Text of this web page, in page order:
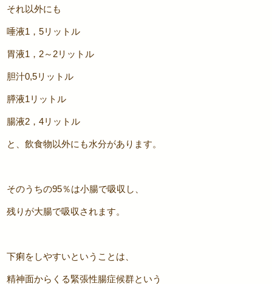
それ以外にも
唾液1，5リットル
胃液1，2～2リットル
胆汁0,5リットル
膵液1リットル
腸液2，4リットル
と、飲食物以外にも水分があります。
そのうちの95％は小腸で吸収し、
残りが大腸で吸収されます。
下痢をしやすいということは、
精神面からくる緊張性腸症候群という